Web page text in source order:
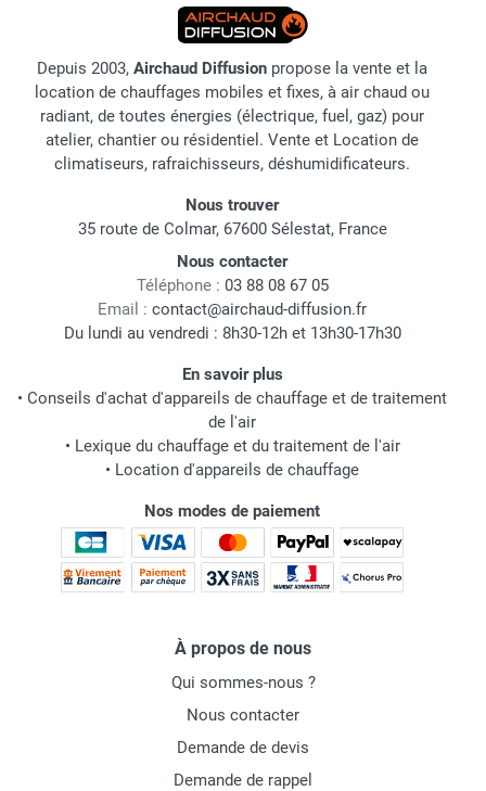
Depuis 2003, Airchaud Diffusion propose la vente et la
location de chauffages mobiles et fixes, à air chaud ou
radiant, de toutes énergies (électrique, fuel, gaz) pour
atelier, chantier ou résidentiel. Vente et Location de
climatiseurs, rafraichisseurs, déshumidificateurs.
Nous trouver
35 route de Colmar, 67600 Sélestat, France
Nous contacter
Téléphone : 03 88 08 67 05
Email : contact@airchaud-diffusion.fr
Du lundi au vendredi : 8h30-12h et 13h30-17h30
En savoir plus
• Conseils d'achat d'appareils de chauffage et de traitement
de l'air
• Lexique du chauffage et du traitement de l'air
• Location d'appareils de chauffage
Nos modes de paiement
À propos de nous
Qui sommes-nous ?
Nous contacter
Demande de devis
Demande de rappel